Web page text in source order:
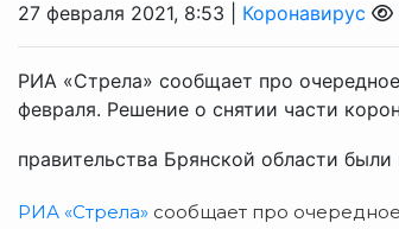
27 февраля 2021, 8:53 | Коронавирус
РИА «Стрела» сообщает про
февраля. Решение о снятии части
правительства Брянской области были
РИА «Стрела» сообщает про